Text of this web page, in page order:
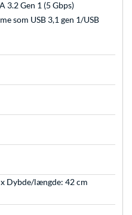
3.2 Gen 1 (5 Gbps)
som USB 3,1 gen 1/USB
Dybde/længde: 42 cm